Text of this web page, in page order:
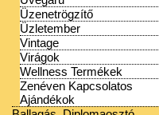
Üzenetrögzítő
Üzletember
Vintage
Virágok
Wellness Termékek
Zenéven Kapcsolatos
Ajándékok